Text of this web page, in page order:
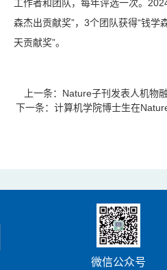
工作者和团队，每年评选一次。
森杰出贡献奖”，3个团队获得“钱学
天贡献奖”。
上一条： Nature子刊发表人机物
下一条： 计算机学院博士生在
微信公众号